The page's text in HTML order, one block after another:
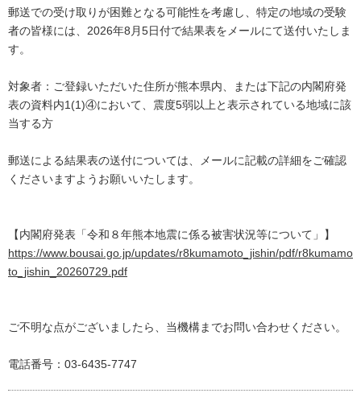
郵送での受け取りが困難となる可能性を考慮し、特定の地域の受験
者の皆様には、2026年8月5日付で結果表をメールにて送付いたしま
す。
対象者：ご登録いただいた住所が熊本県内、または下記の内閣府発
表の資料内1(1)④において、震度5弱以上と表示されている地域に該
当する方
郵送による結果表の送付については、メールに記載の詳細をご確認
くださいますようお願いいたします。
【内閣府発表「令和８年熊本地震に係る被害状況等について」】
https://www.bousai.go.jp/updates/r8kumamoto_jishin/pdf/r8kumamo
to_jishin_20260729.pdf
ご不明な点がございましたら、当機構までお問い合わせください。
電話番号：03-6435-7747